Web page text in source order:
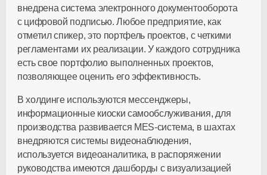
внедрена система электронного документооборота
с цифровой подписью. Любое предприятие, как
отметил спикер, это портфель проектов, с четкими
регламентами их реализации. У каждого сотрудника
есть свое портфолио выполненных проектов,
позволяющее оценить его эффективность.
В холдинге используются мессенджеры,
информационные киоски самообслуживания, для
производства развивается MES-система, в шахтах
внедряются системы видеонаблюдения,
используется видеоаналитика, в распоряжении
руководства имеются дашборды с визуализацией